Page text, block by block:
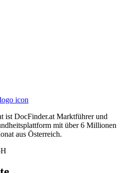
logo icon
ist DocFinder.at Marktführer und
mit über 6 Millionen
aus Österreich.